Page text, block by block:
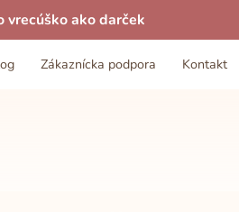
vrecúško ako darček
Zákaznícka podpora Kontakt